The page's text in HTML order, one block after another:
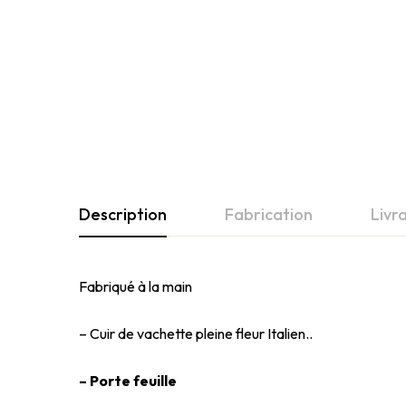
Description Fabrication
Fabriqué à la main
– Cuir de vachette pleine fleur Italien..
– Porte feuille